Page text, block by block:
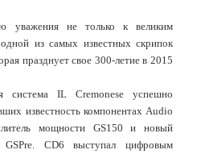
уважения не только к великим
из самых известных скрипок
празднует свое 300-летие в 2015
система IL Cremonese успешно
известность компонентах Audio
мощности GS150 и новый
GSPre. CD6 выступал цифровым